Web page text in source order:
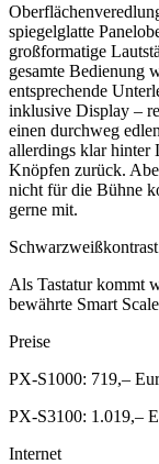
spiegelglatte
großformatige
gesamte Bedienung
entsprechende
inklusive Display –
einen durchweg
allerdings klar hinter
Knöpfen zurück.
nicht für die Bühne
gerne mit.
Als Tastatur kommt
bewährte Smart
Preise
PX-S1000: 719,–
PX-S3100: 1.019,–
Internet